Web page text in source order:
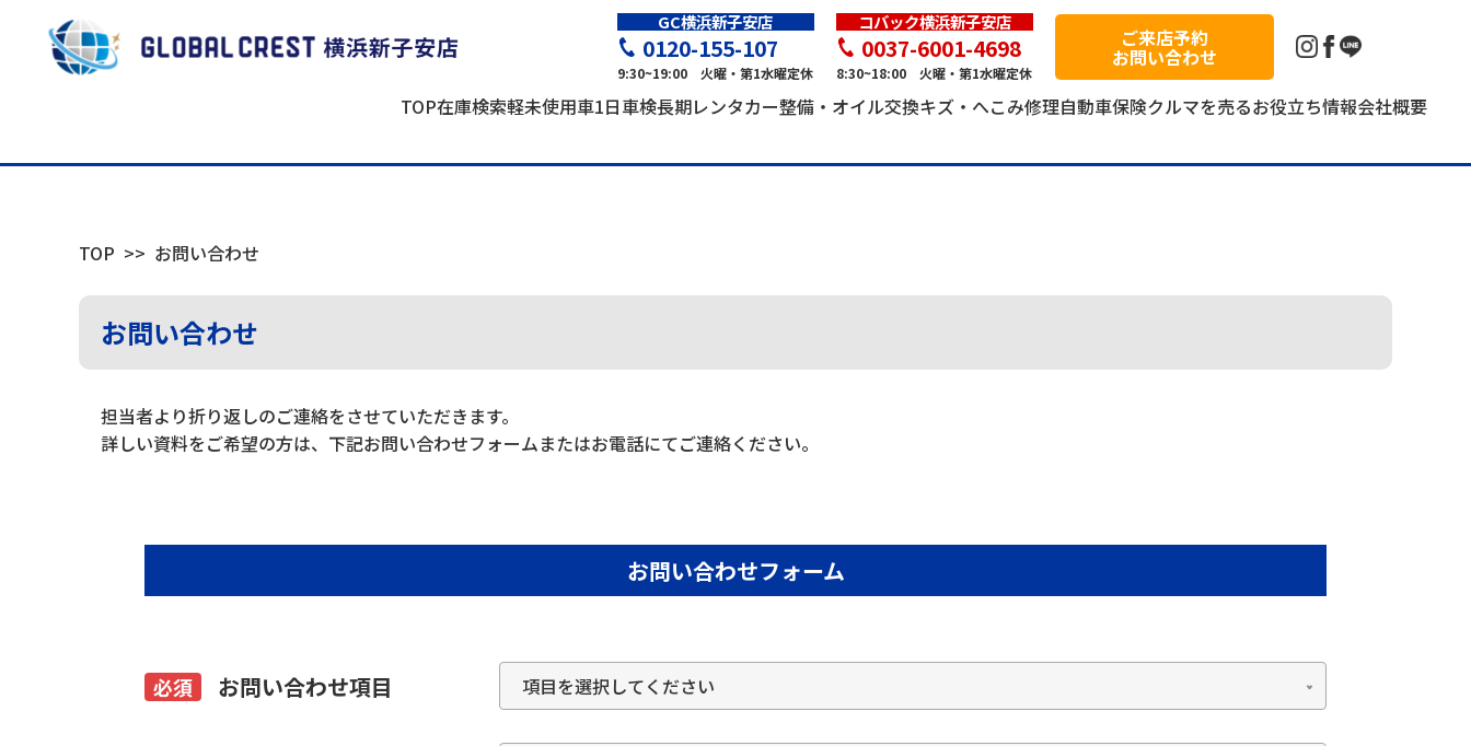
GC横浜新子安店
0120-155-107
9:30~19:00 火曜・第1水曜定休
コバック横浜新子安店
0037-6001-4698
8:30~18:00 火曜・第1水曜定休
ご来店予約
お問い合わせ
TOP在庫検索軽未使用車1日車検長期レンタカー整備・オイル交換キズ・へこみ修理自動車保険クルマを売るお役立ち情報会社概要
TOP お問い合わせ
お問い合わせ
担当者より折り返しのご連絡をさせていただきます。
詳しい資料をご希望の方は、下記お問い合わせフォームまたはお電話にてご連絡ください。
お問い合わせフォーム
必須 お問い合わせ項目